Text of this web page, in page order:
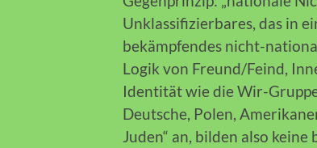
Unklassifizierbares, das in
bekämpfendes nicht-
Logik von Freund/Feind,
Identität wie die Wir-
Deutsche, Polen,
Juden“ an, bilden also